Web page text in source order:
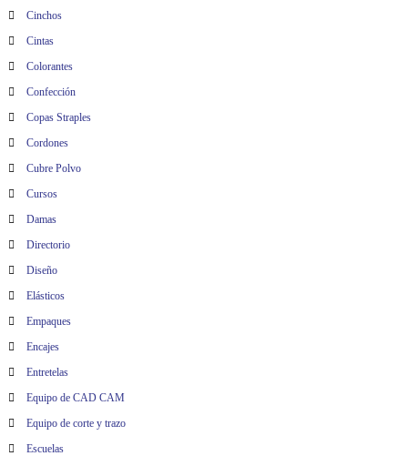
Cinchos
Cintas
Colorantes
Confección
Copas Straples
Cordones
Cubre Polvo
Cursos
Damas
Directorio
Diseño
Elásticos
Empaques
Encajes
Entretelas
Equipo de CAD CAM
Equipo de corte y trazo
Escuelas